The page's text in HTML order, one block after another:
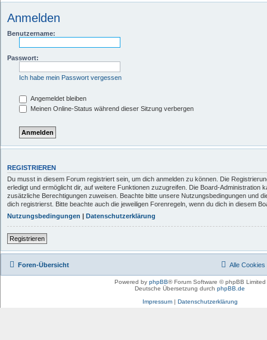
Anmelden
Benutzername:
Passwort:
Ich habe mein Passwort vergessen
Angemeldet bleiben
Meinen Online-Status während dieser Sitzung verbergen
REGISTRIEREN
Du musst in diesem Forum registriert sein, um dich anmelden zu können. Die
erledigt und ermöglicht dir, auf weitere Funktionen zuzugreifen. Die Board-Administration
zusätzliche Berechtigungen zuweisen. Beachte bitte unsere Nutzungsbedingungen und
dich registrierst. Bitte beachte auch die jeweiligen Forenregeln, wenn du dich in diesem
Nutzungsbedingungen | Datenschutzerklärung
Registrieren
Foren-Übersicht Alle Cookies
Powered by phpBB® Forum Software © phpBB Limited
Deutsche Übersetzung durch phpBB.de
Impressum| Datenschutzerklärung